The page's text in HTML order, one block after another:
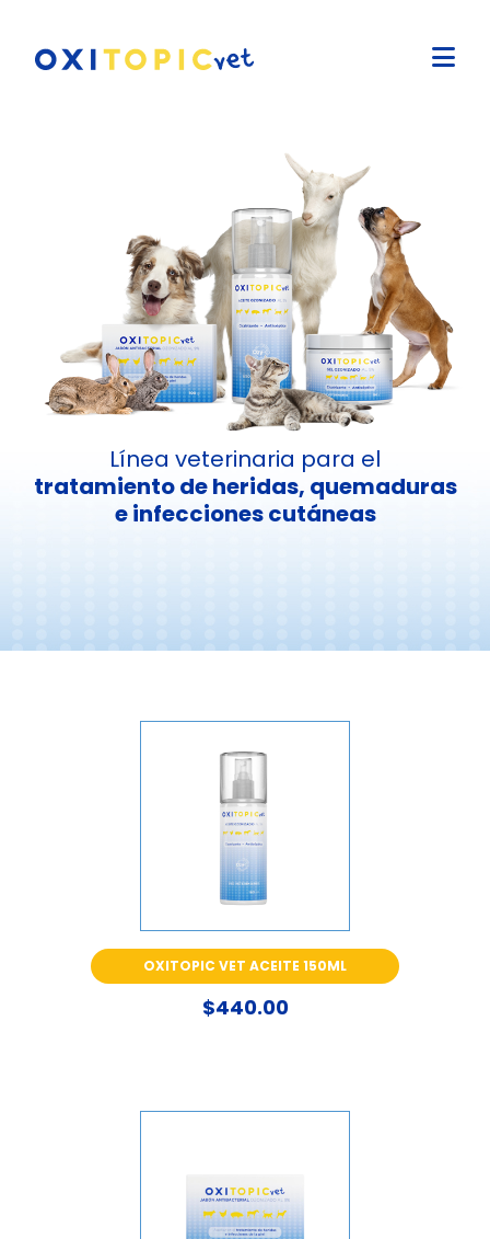
Línea veterinaria para el
tratamiento de heridas, quemaduras
e infecciones cutáneas
OXITOPIC VET ACEITE 150ML
$440.00